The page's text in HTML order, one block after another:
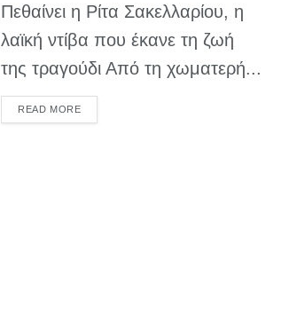
Πεθαίνει η Ρίτα Σακελλαρίου, η
λαϊκή ντίβα που έκανε τη ζωή
της τραγούδι Από τη χωματερή...
READ MOREDETAILS